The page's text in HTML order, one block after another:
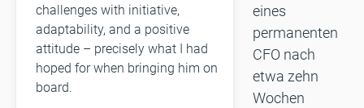
challenges with initiative,
adaptability, and a positive
attitude – precisely what I had
hoped for when bringing him on
board.
eines
permanenten
CFO nach
etwa zehn
Wochen